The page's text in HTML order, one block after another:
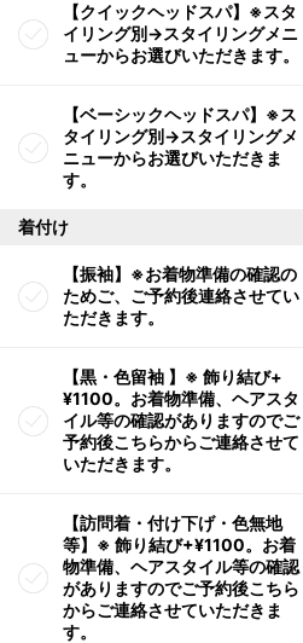
【クイックヘッドスパ】※スタ
イリング別→スタイリングメニ
ューからお選びいただきます。
【ベーシックヘッドスパ】※ス
タイリング別→スタイリングメ
ニューからお選びいただきま
す。
着付け
【振袖】※お着物準備の確認の
ためご、ご予約後連絡させてい
ただきます。
【黒・色留袖 】※ 飾り結び+
¥1100。お着物準備、ヘアスタ
イル等の確認がありますのでご
予約後こちらからご連絡させて
いただきます。
【訪問着・付け下げ・色無地
等】※ 飾り結び+¥1100。お着
物準備、ヘアスタイル等の確認
がありますのでご予約後こちら
からご連絡させていただきま
す。